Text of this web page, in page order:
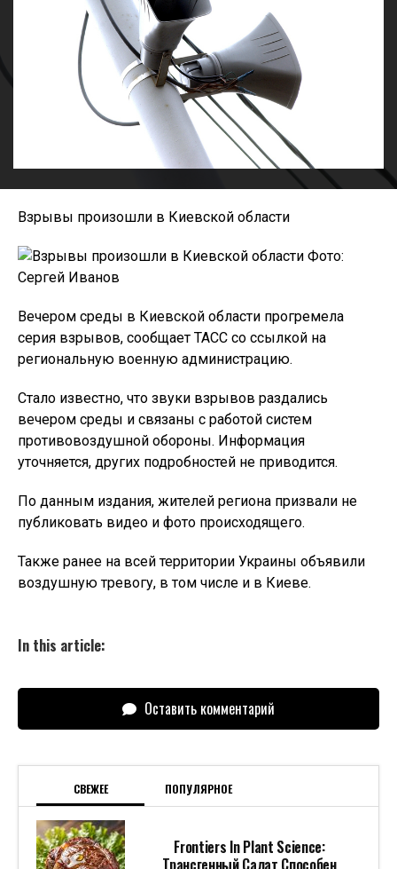
Взрывы произошли в Киевской области
Фото:
Сергей Иванов
Вечером среды в Киевской области прогремела
серия взрывов, сообщает ТАСС со ссылкой на
региональную военную администрацию.
Стало известно, что звуки взрывов раздались
вечером среды и связаны с работой систем
противовоздушной обороны. Информация
уточняется, других подробностей не приводится.
По данным издания, жителей региона призвали не
публиковать видео и фото происходящего.
Также ранее на всей территории Украины объявили
воздушную тревогу, в том числе и в Киеве.
In this article:
Оставить комментарий
СВЕЖЕЕ ПОПУЛЯРНОЕ
Frontiers In Plant Science: